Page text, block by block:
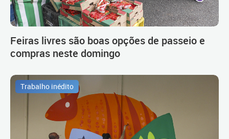
Feiras livres são boas opções de passeio e
compras neste domingo
Trabalho inédito